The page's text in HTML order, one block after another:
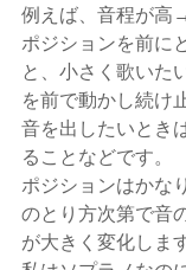
例えば、音程が高
ポジションを前に
と、小さく歌いた
を前で動かし続け
音を出したいとき
ることなどです。
ポジションはかな
のとり方次第で音
が大きく変化します